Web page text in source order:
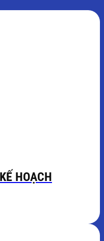
HOẠCH